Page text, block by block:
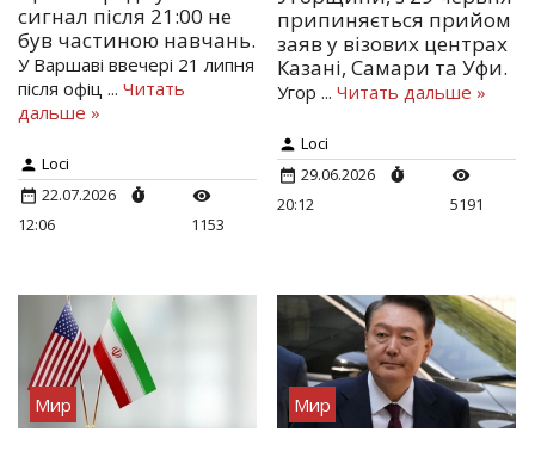
сигнал після 21:00 не
був частиною навчань.
У Варшаві ввечері 21 липня
після офіц ... Читать
дальше »
Loci
22.07.2026
12:06
1153
припиняється прийом
заяв у візових центрах
Казані, Самари та Уфи.
Угор...Читать дальше »
Loci
29.06.2026
20:12
5191
Мир Мир